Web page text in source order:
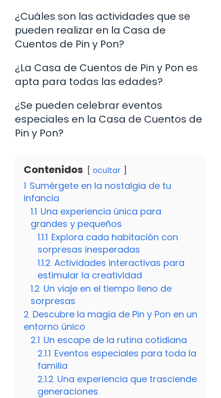
¿Cuáles son las actividades que se
pueden realizar en la Casa de
Cuentos de Pin y Pon?
¿La Casa de Cuentos de Pin y Pon es
apta para todas las edades?
¿Se pueden celebrar eventos
especiales en la Casa de Cuentos de
Pin y Pon?
Contenidos ocultar
1 Sumérgete en la nostalgia de tu
infancia
1.1 Una experiencia única para
grandes y pequeños
1.1.1 Explora cada habitación con
sorpresas inesperadas
1.1.2 Actividades interactivas para
estimular la creatividad
1.2 Un viaje en el tiempo lleno de
sorpresas
2 Descubre la magia de Pin y Pon en un
entorno único
2.1 Un escape de la rutina cotidiana
2.1.1 Eventos especiales para toda la
familia
2.1.2 Una experiencia que trasciende
generaciones